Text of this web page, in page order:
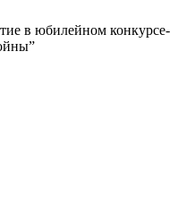
в юбилейном конкурсе-